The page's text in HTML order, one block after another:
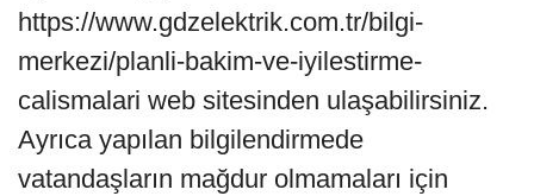
https://www.gdzelektrik.com.tr/bilgi-
merkezi/planli-bakim-ve-iyilestirme-
calismalari web sitesinden ulaşabilirsiniz.
Ayrıca yapılan bilgilendirmede
vatandaşların mağdur olmamaları için